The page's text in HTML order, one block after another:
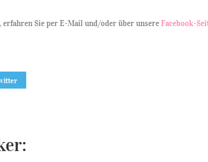
erfahren Sie per E-Mail und/oder über unsereFacebook-